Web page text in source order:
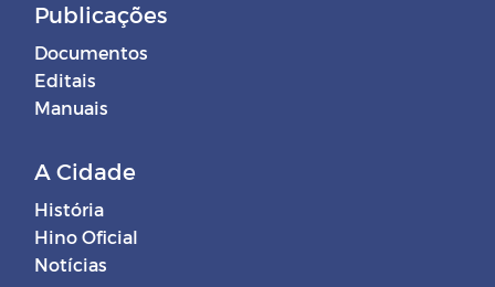
Publicações
Documentos
Editais
Manuais
A Cidade
História
Hino Oficial
Notícias